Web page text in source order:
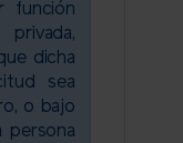
función
dicha
sea
o bajo
persona